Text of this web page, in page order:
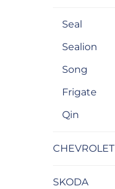
Seal
Sealion
Song
Frigate
Qin
CHEVROLET
SKODA